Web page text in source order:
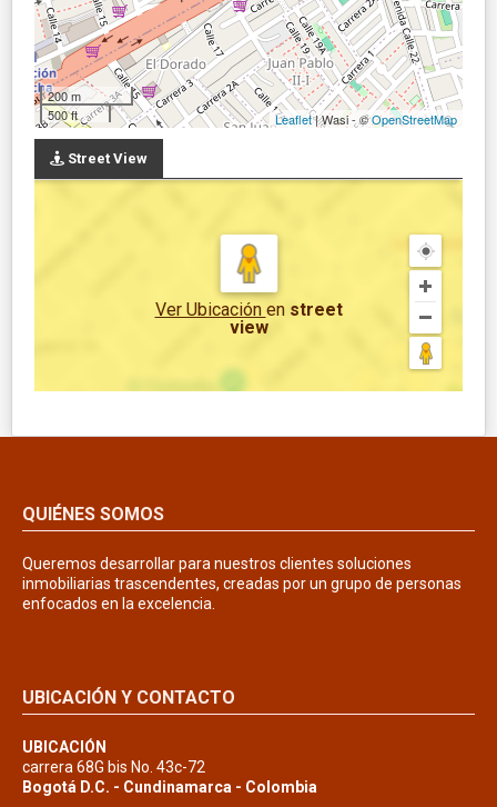
200 m
500 ft
Leaflet| Wasi - ©OpenStreetMap
Street View
Ver Ubicación en street
view
QUIÉNES SOMOS
Queremos desarrollar para nuestros clientes soluciones
inmobiliarias trascendentes, creadas por un grupo de personas
enfocados en la excelencia.
UBICACIÓN Y CONTACTO
UBICACIÓN
carrera 68G bis No. 43c-72
Bogotá D.C. - Cundinamarca - Colombia